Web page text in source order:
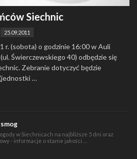
Siechnic
25.09.2011
r. (sobota) o godzinie 16:00 w Auli
Świerczewskiego 40) odbędzie się
Zebranie dotyczyć będzie
…
w Siechnicach na najbliższe 5 dni oraz
- informacje o stanie jakości …